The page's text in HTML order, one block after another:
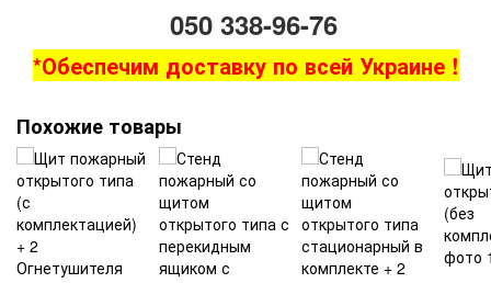
050 338-96-76
*Обеспечим доставку по всей Украине !
Похожие товары